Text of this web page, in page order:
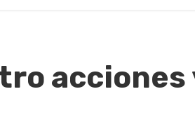
acciones